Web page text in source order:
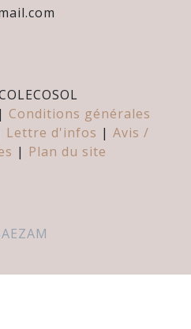
| Conditions générales
Lettre d'infos | Avis /
| Plan du site